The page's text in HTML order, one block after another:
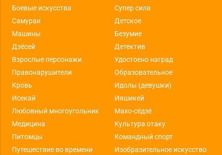
Боевые искусства
Супер сила
Самураи
Детское
Машины
Безумие
Дзёсей
Детектив
Взрослые персонажи
Удостоено наград
Правонарушители
Образовательное
Кровь
Идолы (девушки)
Исекай
Ияшикей
Любовный многоугольник
Махо-сёдзё
Медицина
Культура отаку
Питомцы
Командный спорт
Путешествие во времени
Изобразительное искусство